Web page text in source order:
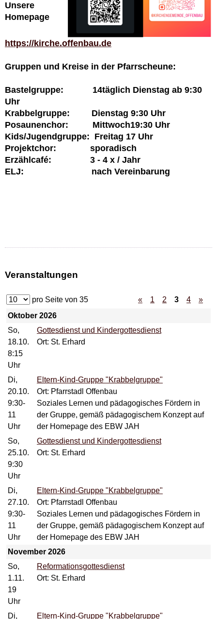
Unsere
Homepage
https://kirche.offenbau.de
Gruppen und Kreise in der Pfarrscheune:
Bastelgruppe: 14täglich Dienstag ab 9:30
Uhr
Krabbelgruppe: Dienstag 9:30 Uhr
Posaunenchor: Mittwoch19:30 Uhr
Kids/Jugendgruppe: Freitag 17 Uhr
Projektchor: sporadisch
Erzählcafé: 3 - 4 x / Jahr
ELJ: nach Vereinbarung
Veranstaltungen
pro Seite von 35 « 1 2 3 4
»
Oktober 2026
So,
18.10.
8:15
Uhr
Gottesdienst und Kindergottesdienst
Ort: St. Erhard
Di,
20.10.
9:30-
11
Uhr
Eltern-Kind-Gruppe "Krabbelgruppe"
Ort: Pfarrstadl Offenbau
Soziales Lernen und pädagogisches Fördern in
der Gruppe, gemäß pädagogischem Konzept auf
der Homepage des EBW JAH
So,
25.10.
9:30
Uhr
Gottesdienst und Kindergottesdienst
Ort: St. Erhard
Di,
27.10.
9:30-
11
Uhr
Eltern-Kind-Gruppe "Krabbelgruppe"
Ort: Pfarrstadl Offenbau
Soziales Lernen und pädagogisches Fördern in
der Gruppe, gemäß pädagogischem Konzept auf
der Homepage des EBW JAH
November 2026
So,
1.11.
19
Uhr
Reformationsgottesdienst
Ort: St. Erhard
Di, Eltern-Kind-Gruppe "Krabbelgruppe"